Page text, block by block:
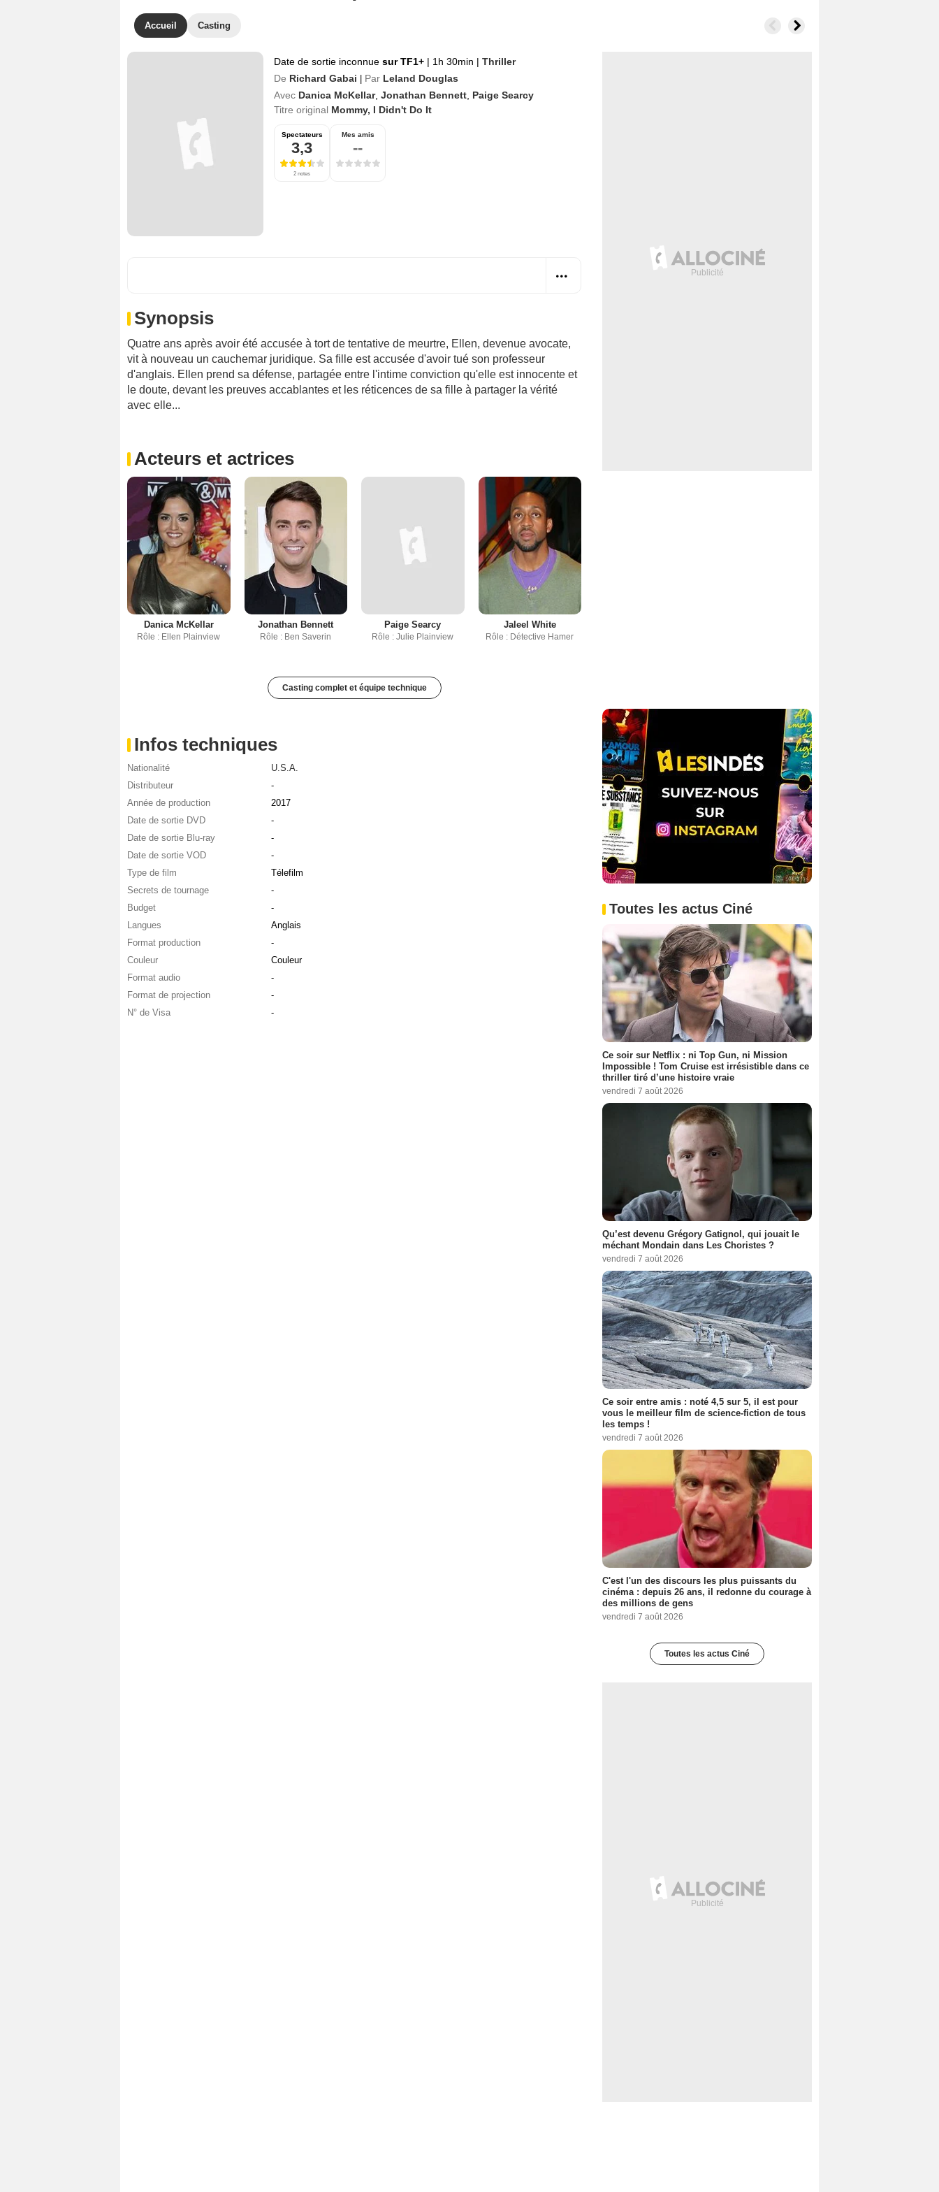
Accueil Casting
Date de sortie inconnue sur TF1+ | 1h 30min | Thriller
De Richard Gabai Par Leland Douglas
Avec Danica McKellar, Jonathan Bennett Paige Searcy
Titre original Mommy, I Didn't Do It
Spectateurs
3,3
2 notes
Mes amis
--
Synopsis
Quatre ans après avoir été accusée à tort de tentative de meurtre, Ellen, devenue avocate,
vit à nouveau un cauchemar juridique. Sa fille est accusée d'avoir tué son professeur
d'anglais. Ellen prend sa défense, partagée entre l'intime conviction qu'elle est innocente et
le doute, devant les preuves accablantes et les réticences de sa fille à partager la vérité
avec elle...
Acteurs et actrices
Danica McKellar
Rôle : Ellen Plainview
Jonathan Bennett
Rôle : Ben Saverin
Paige Searcy
Rôle : Julie Plainview
Jaleel White
Rôle : Détective Hamer
Casting complet et équipe technique
Infos techniques
Nationalité
U.S.A.
Distributeur
-
Année de production
2017
Date de sortie DVD
-
Date de sortie Blu-ray
-
Date de sortie VOD
-
Type de film
Télefilm
Secrets de tournage
-
Budget
-
Langues
Anglais
Format production
-
Couleur
Couleur
Format audio
-
Format de projection
-
N° de Visa
-
Toutes les actus Ciné
Ce soir sur Netflix : ni Top Gun, ni Mission
Impossible ! Tom Cruise est irrésistible dans ce
thriller tiré d’une histoire vraie
vendredi 7 août 2026
Qu’est devenu Grégory Gatignol, qui jouait le
méchant Mondain dans Les Choristes ?
vendredi 7 août 2026
Ce soir entre amis : noté 4,5 sur 5, il est pour
vous le meilleur film de science-fiction de tous
les temps !
vendredi 7 août 2026
C'est l'un des discours les plus puissants du
cinéma : depuis 26 ans, il redonne du courage à
des millions de gens
vendredi 7 août 2026
Toutes les actus Ciné